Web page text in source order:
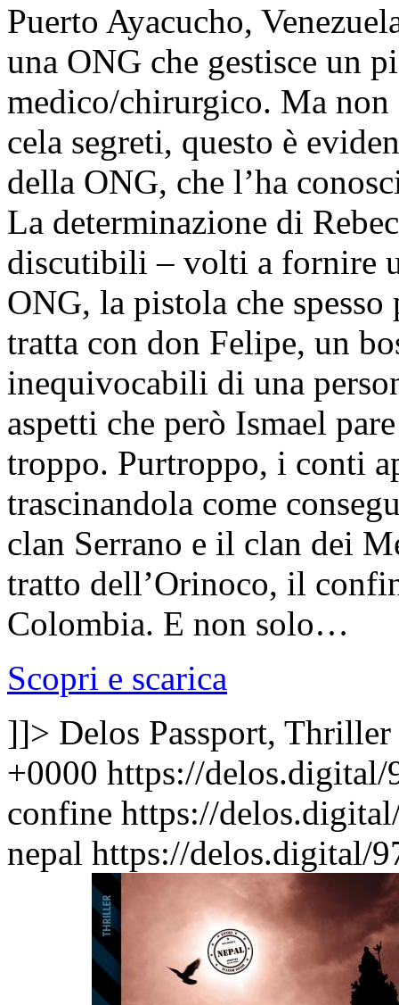
Puerto Ayacucho,
una ONG che gestisce un
medico/chirurgico. Ma non
cela segreti, questo è
della ONG, che l’ha
La determinazione di
discutibili – volti a fornire
ONG, la pistola che
tratta con don Felipe, un
inequivocabili di una
aspetti che però Ismael
troppo. Purtroppo, i conti
trascinandola come
clan Serrano e il clan dei
tratto dell’Orinoco, il
Colombia. E non solo…
Scopri e scarica
]]> Delos Passport, Thriller
+0000 https://
confine https://
nepal https://delos.digital/